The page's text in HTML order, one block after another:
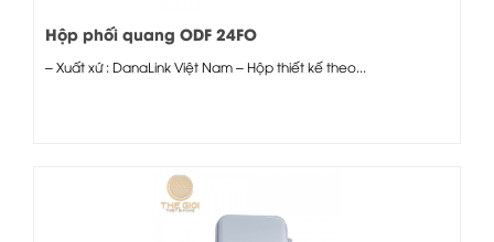
Hộp phối quang ODF 24FO
– Xuất xứ : DanaLink Việt Nam – Hộp thiết kế theo...